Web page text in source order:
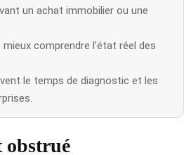
un achat immobilier ou une
comprendre l’état réel des
le temps de diagnostic et les
obstrué